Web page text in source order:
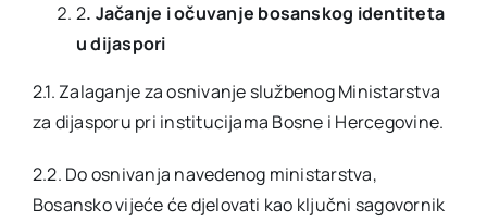
2. Jačanje i očuvanje bosanskog identiteta
u dijaspori
2.1. Zalaganje za osnivanje službenog Ministarstva
za dijasporu pri institucijama Bosne i Hercegovine.
2.2. Do osnivanja navedenog ministarstva,
Bosansko vijeće će djelovati kao ključni sagovornik